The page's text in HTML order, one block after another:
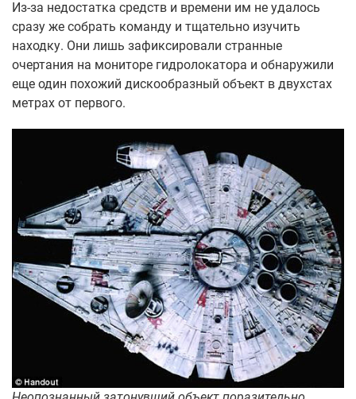
Из-за недостатка средств и времени им не удалось
сразу же собрать команду и тщательно изучить
находку. Они лишь зафиксировали странные
очертания на мониторе гидролокатора и обнаружили
еще один похожий дискообразный объект в двухстах
метрах от первого.